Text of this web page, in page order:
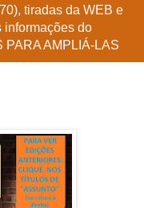
tiradas da WEB e
informações do
PARA AMPLIÁ-LAS